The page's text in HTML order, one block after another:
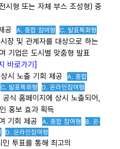
형 또는 자체 부스 조성형) 중
공
A. 종합 참여형 C. 발표특화형
및 관계자를 대상으로 하는
기업은 도시별 맞춤형 발표
바로가기]
시 노출 기회 제공
A. 종합
C. 발표특화형 D. 온라인참여형
홈페이지에 상시 노출되어,
홍보 효과 획득
기회 제공
A. 종합 참여형 B. 온·
D. 온라인참여형
투표를 통해 최고의